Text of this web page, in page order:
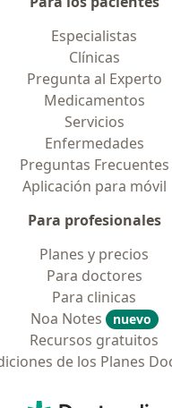
Especialistas
Clínicas
Pregunta al Experto
Medicamentos
Servicios
Enfermedades
Preguntas Frecuentes
Aplicación para móvil
Para profesionales
Planes y precios
Para doctores
Para clinicas
Noa Notes
nuevo
Recursos gratuitos
de los Planes